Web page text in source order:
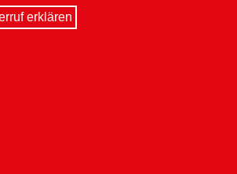
erklären